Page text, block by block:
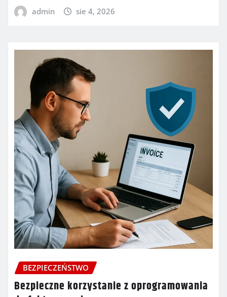
admin sie 4, 2026
BEZPIECZEŃSTWO
Bezpieczne korzystanie z oprogramowania